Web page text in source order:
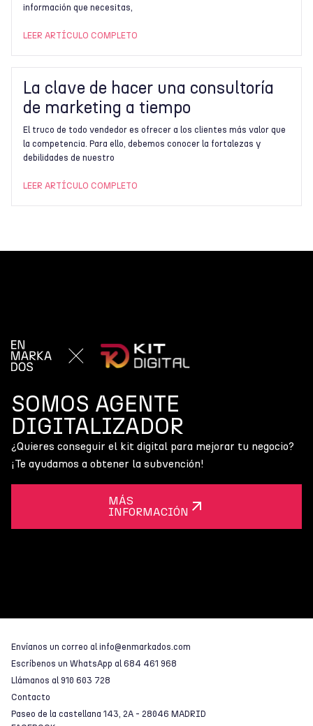
información que necesitas,
LEER ARTÍCULO COMPLETO
La clave de hacer una consultoría
de marketing a tiempo
El truco de todo vendedor es ofrecer a los clientes más valor que
la competencia. Para ello, debemos conocer la fortalezas y
debilidades de nuestro
LEER ARTÍCULO COMPLETO
SOMOS AGENTE
DIGITALIZADOR
¿Quieres conseguir el kit digital para mejorar tu negocio?
¡Te ayudamos a obtener la subvención!
MÁS
INFORMACIÓN
Envíanos un correo al info@enmarkados.com
Escríbenos un WhatsApp al 684 461 968
Llámanos al 910 603 728
Contacto
Paseo de la castellana 143, 2A - 28046 MADRID